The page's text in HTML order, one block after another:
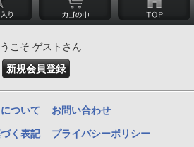
こそ ゲストさん
新規会員登録
ついて お問い合わせ
く表記 プライバシーポリシー